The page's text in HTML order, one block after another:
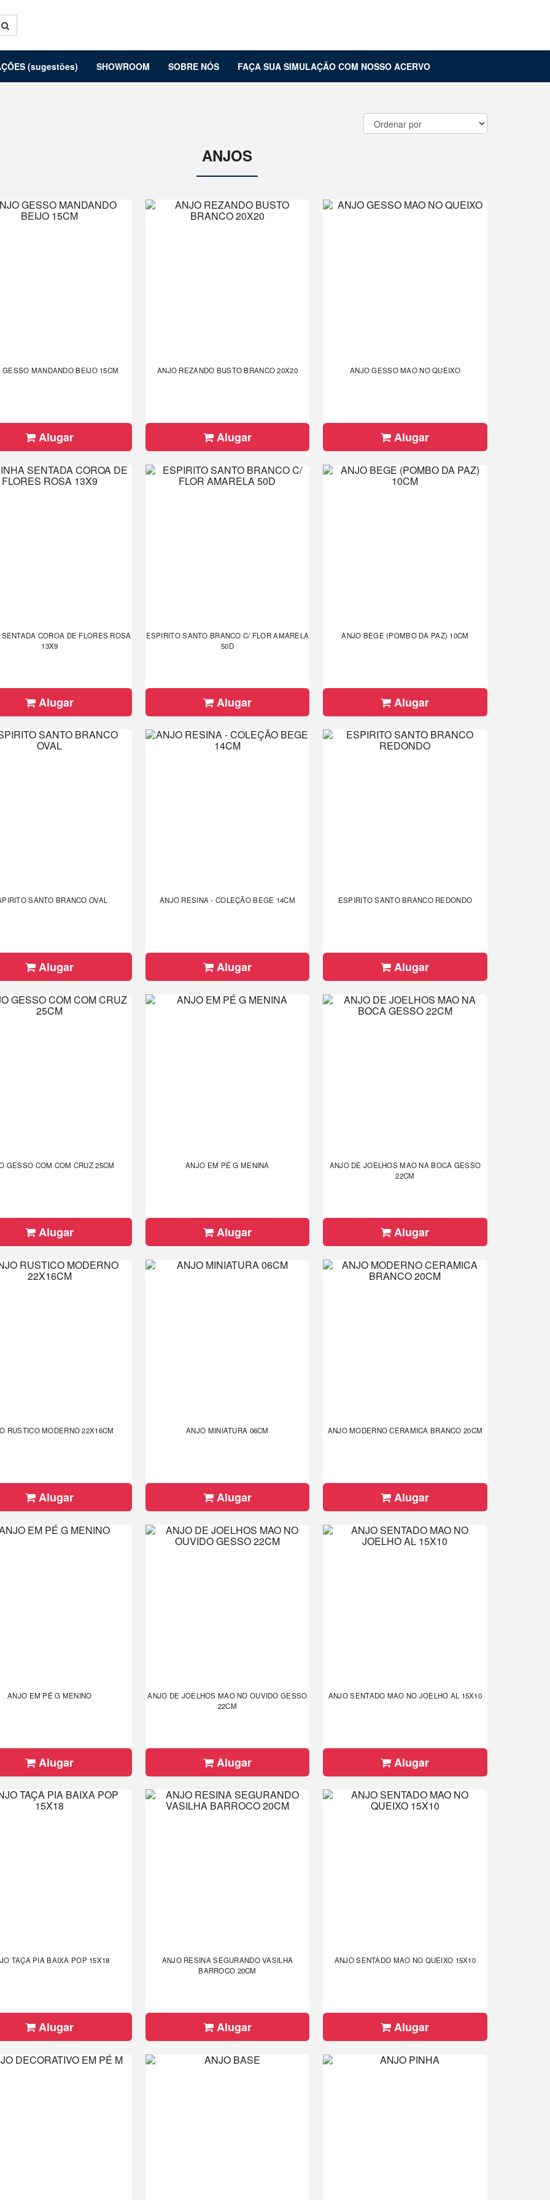
(sugestões) SHOWROOM SOBRE NÓS FAÇA SUA SIMULAÇÃO COM NOSSO ACERVO
ANJOS
GESSO MANDANDO BEIJO 15CM
Alugar
ANJO REZANDO BUSTO BRANCO 20X20
Alugar
ANJO GESSO MAO NO QUEIXO
Alugar
COROA DE FLORES ROSA
13X9
Alugar
ESPIRITO SANTO BRANCO C/ FLOR AMARELA
50D
Alugar
ANJO BEGE (POMBO DA PAZ) 10CM
Alugar
SANTO BRANCO OVAL
Alugar
ANJO RESINA - COLEÇÃO BEGE 14CM
Alugar
ESPIRITO SANTO BRANCO REDONDO
Alugar
GESSO COM COM CRUZ 25CM
Alugar
ANJO EM PÉ G MENINA
Alugar
ANJO DE JOELHOS MAO NA BOCA GESSO
22CM
Alugar
RUSTICO MODERNO 22X16CM
Alugar
ANJO MINIATURA 06CM
Alugar
ANJO MODERNO CERAMICA BRANCO 20CM
Alugar
ANJO EM PÉ G MENINO
Alugar
ANJO DE JOELHOS MAO NO OUVIDO GESSO
22CM
Alugar
ANJO SENTADO MAO NO JOELHO AL 15X10
Alugar
TAÇA PIA BAIXA POP 15X18
Alugar
ANJO RESINA SEGURANDO VASILHA
BARROCO 20CM
Alugar
ANJO SENTADO MAO NO QUEIXO 15X10
Alugar